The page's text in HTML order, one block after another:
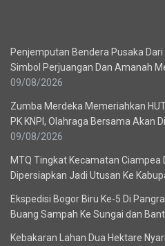
Penjemputan Bendera Pusaka
Simbol Perjuangan Dan Amanah
09/08/2026
Zumba Merdeka Memeriahkan
PK KNPI, Olahraga Bersama Akan
09/08/2026
MTQ Tingkat Kecamatan Ciampea
Dipersiapkan Jadi Utusan Ke
Ekspedisi Bogor Biru Ke-5 Di
Buang Sampah Ke Sungai dan
Kebakaran Lahan Dua Hektare